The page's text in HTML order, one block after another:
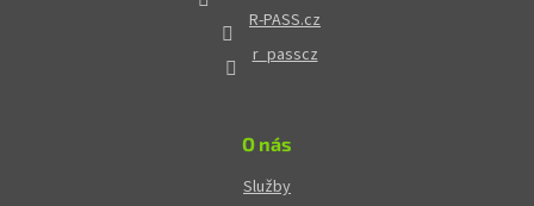
R-PASS.cz
r_passcz
O nás
Služby